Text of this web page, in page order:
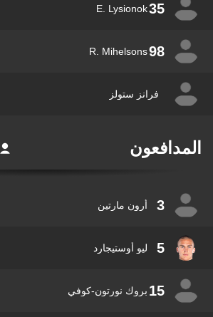
35
E. Lysionok
98
R. Mihelsons
فرانز ستولز
3 أرون مارتين
5 ليو أوستيجارد
15 بروك نورتون-كوفي